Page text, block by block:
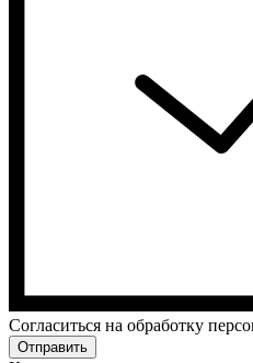
Cогласиться на обработку
Отправить